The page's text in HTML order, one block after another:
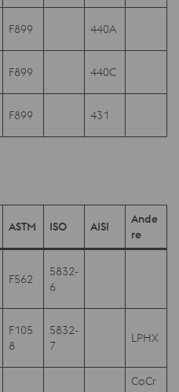
F899 440A
F899 440C
F899 431
ASTM ISO AISI
Ande
re
F562
5832-
6
F105
8
5832-
7
LPHX
CoCr